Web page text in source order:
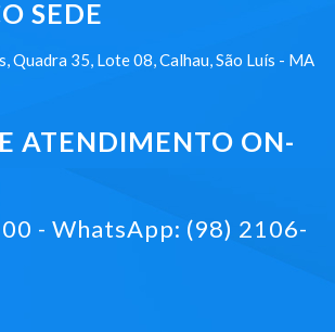
SEDE
Quadra 35, Lote 08, Calhau, São Luís - MA
ATENDIMENTO ON-
- WhatsApp: (98) 2106-